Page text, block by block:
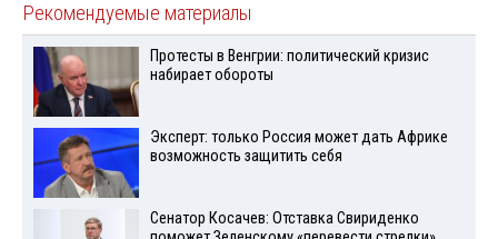
Рекомендуемые материалы
Протесты в Венгрии: политический кризис
набирает обороты
Эксперт: только Россия может дать Африке
возможность защитить себя
Сенатор Косачев: Отставка Свириденко